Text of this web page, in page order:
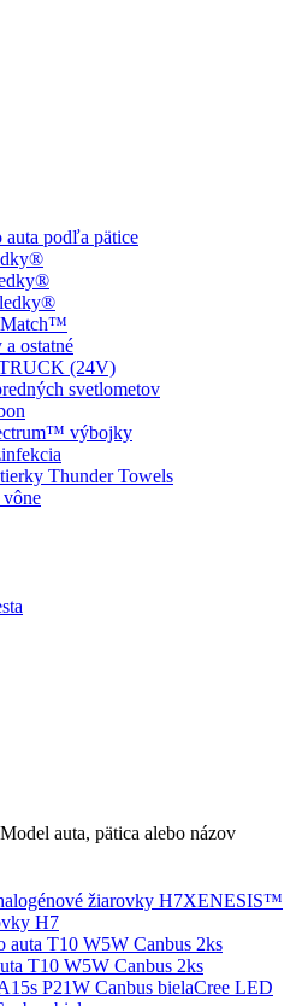
podľa pätice
ostatné
(24V)
svetlometov
výbojky
Thunder Towels
Model auta, pätica alebo názov
XENESIS™
H7
T10 W5W Canbus 2ks
Cree LED